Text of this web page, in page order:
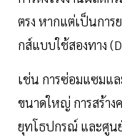
ตรง หากแต่เป็นการ
กส์แบบใช้สองทาง
เช่น การซ่อมแซมแล
ขนาดใหญ่ การสร้าง
ยุทโธปกรณ์ และศูน